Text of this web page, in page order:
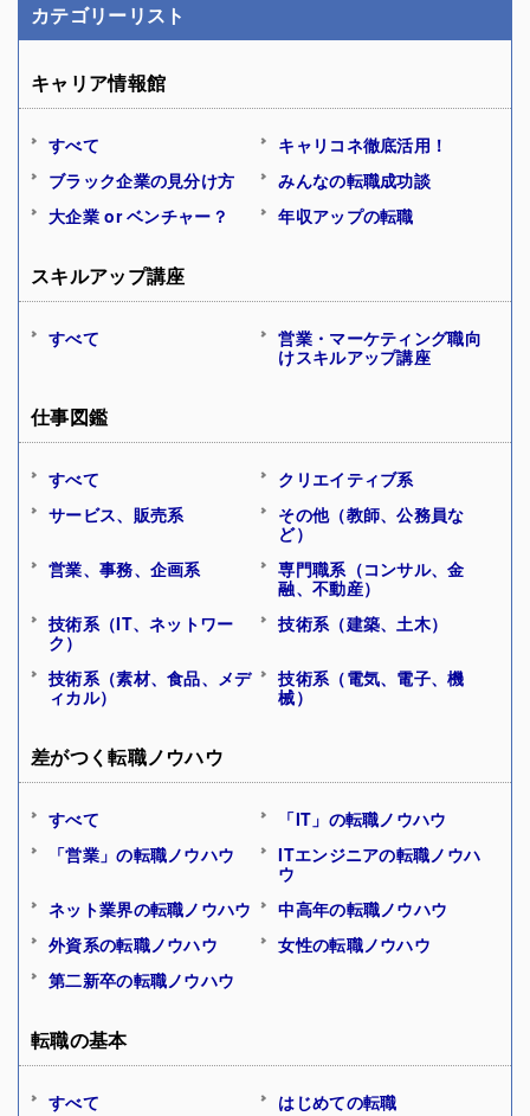
カテゴリーリスト
キャリア情報館
すべて
キャリコネ徹底活用！
ブラック企業の見分け方
みんなの転職成功談
大企業 or ベンチャー？
年収アップの転職
スキルアップ講座
すべて
営業・マーケティング職向
けスキルアップ講座
仕事図鑑
すべて
クリエイティブ系
サービス、販売系
その他（教師、公務員な
ど）
営業、事務、企画系
専門職系（コンサル、金
融、不動産）
技術系（IT、ネットワー
ク）
技術系（建築、土木）
技術系（素材、食品、メデ
ィカル）
技術系（電気、電子、機
械）
差がつく転職ノウハウ
すべて
「IT」の転職ノウハウ
「営業」の転職ノウハウ
ITエンジニアの転職ノウハ
ウ
ネット業界の転職ノウハウ
中高年の転職ノウハウ
外資系の転職ノウハウ
女性の転職ノウハウ
第二新卒の転職ノウハウ
転職の基本
すべて
はじめての転職